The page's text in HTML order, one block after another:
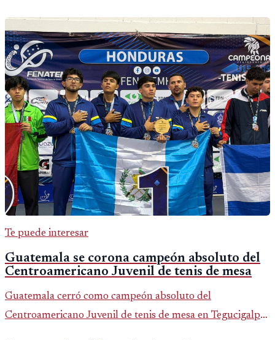
Te puede interesar
Guatemala se corona campeón absoluto del
Centroamericano Juvenil de tenis de mesa
Guatemala cerró como campeón absoluto del
Centroamericano Juvenil de tenis de mesa en Tegucigalpa